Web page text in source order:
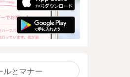
ルとマナー